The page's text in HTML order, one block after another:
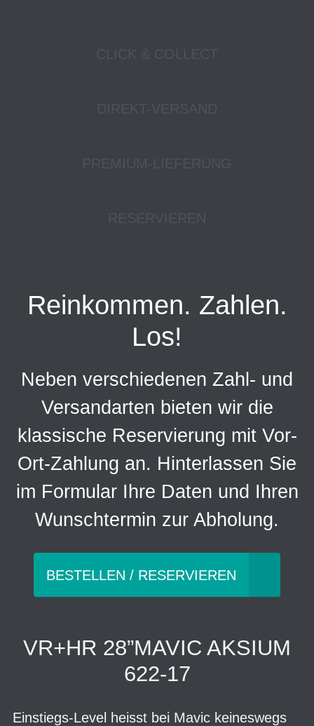
Reinkommen. Zahlen.
Los!
Neben verschiedenen Zahl- und
Versandarten bieten wir die
klassische Reservierung mit Vor-
Ort-Zahlung an. Hinterlassen Sie
im Formular Ihre Daten und Ihren
Wunschtermin zur Abholung.
BESTELLEN / RESERVIEREN
VR+HR 28”MAVIC AKSIUM
622-17
Einstiegs-Level heisst bei Mavic keineswegs